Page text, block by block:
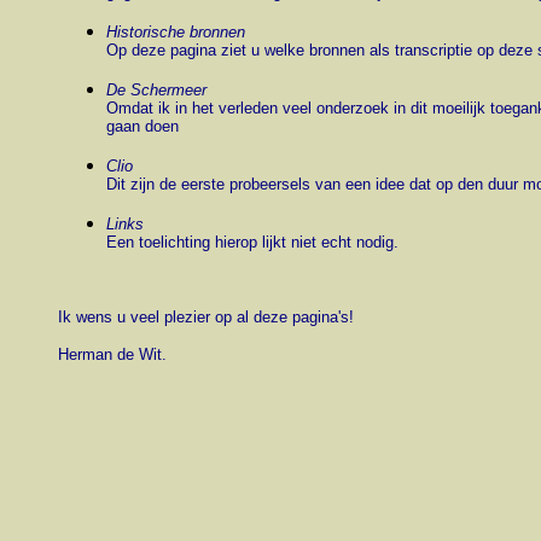
Historische bronnen
Op deze pagina ziet u welke bronnen als transcriptie op
De Schermeer
Omdat ik in het verleden veel onderzoek in dit moeilijk
gaan doen
Clio
Dit zijn de eerste probeersels van een idee dat op den duur
Links
Een toelichting hierop lijkt niet echt nodig.
Ik wens u veel plezier op al deze pagina's!
Herman de Wit.